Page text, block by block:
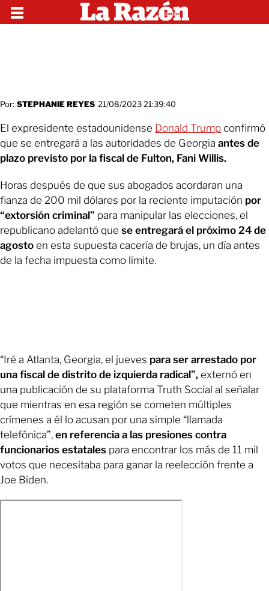
Por: STEPHANIE REYES 21/08/2023 21:39:40
El expresidente estadounidense Donald Trump confirmó
que se entregará a las autoridades de Georgia antes de
plazo previsto por la fiscal de Fulton, Fani Willis.
Horas después de que sus abogados acordaran una
fianza de 200 mil dólares por la reciente imputación por
“extorsión criminal” para manipular las elecciones, el
republicano adelantó que se entregará el próximo 24 de
agosto en esta supuesta cacería de brujas, un día antes
de la fecha impuesta como límite.
“Iré a Atlanta, Georgia, el jueves para ser arrestado por
una fiscal de distrito de izquierda radical”, externó en
una publicación de su plataforma Truth Social al señalar
que mientras en esa región se cometen múltiples
crímenes a él lo acusan por una simple “llamada
telefónica”, en referencia a las presiones contra
funcionarios estatales para encontrar los más de 11 mil
votos que necesitaba para ganar la reelección frente a
Joe Biden.